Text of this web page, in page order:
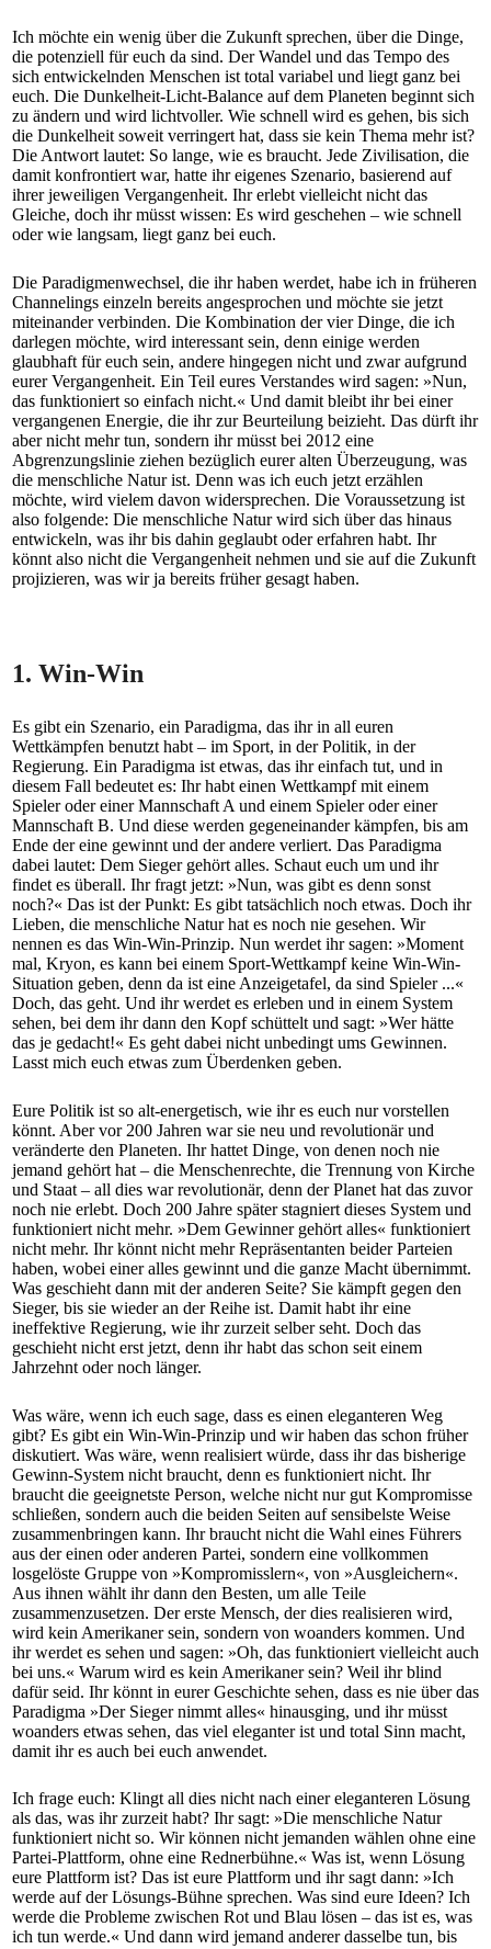
Ich möchte ein wenig über die Zukunft sprechen, über die Dinge,
die potenziell für euch da sind. Der Wandel und das Tempo des
sich entwickelnden Menschen ist total variabel und liegt ganz bei
euch. Die Dunkelheit-Licht-Balance auf dem Planeten beginnt sich
zu ändern und wird lichtvoller. Wie schnell wird es gehen, bis sich
die Dunkelheit soweit verringert hat, dass sie kein Thema mehr ist?
Die Antwort lautet: So lange, wie es braucht. Jede Zivilisation, die
damit konfrontiert war, hatte ihr eigenes Szenario, basierend auf
ihrer jeweiligen Vergangenheit. Ihr erlebt vielleicht nicht das
Gleiche, doch ihr müsst wissen: Es wird geschehen – wie schnell
oder wie langsam, liegt ganz bei euch.
Die Paradigmenwechsel, die ihr haben werdet, habe ich in früheren
Channelings einzeln bereits angesprochen und möchte sie jetzt
miteinander verbinden. Die Kombination der vier Dinge, die ich
darlegen möchte, wird interessant sein, denn einige werden
glaubhaft für euch sein, andere hingegen nicht und zwar aufgrund
eurer Vergangenheit. Ein Teil eures Verstandes wird sagen: »Nun,
das funktioniert so einfach nicht.« Und damit bleibt ihr bei einer
vergangenen Energie, die ihr zur Beurteilung beizieht. Das dürft ihr
aber nicht mehr tun, sondern ihr müsst bei 2012 eine
Abgrenzungslinie ziehen bezüglich eurer alten Überzeugung, was
die menschliche Natur ist. Denn was ich euch jetzt erzählen
möchte, wird vielem davon widersprechen. Die Voraussetzung ist
also folgende: Die menschliche Natur wird sich über das hinaus
entwickeln, was ihr bis dahin geglaubt oder erfahren habt. Ihr
könnt also nicht die Vergangenheit nehmen und sie auf die Zukunft
projizieren, was wir ja bereits früher gesagt haben.
1. Win-Win
Es gibt ein Szenario, ein Paradigma, das ihr in all euren
Wettkämpfen benutzt habt – im Sport, in der Politik, in der
Regierung. Ein Paradigma ist etwas, das ihr einfach tut, und in
diesem Fall bedeutet es: Ihr habt einen Wettkampf mit einem
Spieler oder einer Mannschaft A und einem Spieler oder einer
Mannschaft B. Und diese werden gegeneinander kämpfen, bis am
Ende der eine gewinnt und der andere verliert. Das Paradigma
dabei lautet: Dem Sieger gehört alles. Schaut euch um und ihr
findet es überall. Ihr fragt jetzt: »Nun, was gibt es denn sonst
noch?« Das ist der Punkt: Es gibt tatsächlich noch etwas. Doch ihr
Lieben, die menschliche Natur hat es noch nie gesehen. Wir
nennen es das Win-Win-Prinzip. Nun werdet ihr sagen: »Moment
mal, Kryon, es kann bei einem Sport-Wettkampf keine Win-Win-
Situation geben, denn da ist eine Anzeigetafel, da sind Spieler ...«
Doch, das geht. Und ihr werdet es erleben und in einem System
sehen, bei dem ihr dann den Kopf schüttelt und sagt: »Wer hätte
das je gedacht!« Es geht dabei nicht unbedingt ums Gewinnen.
Lasst mich euch etwas zum Überdenken geben.
Eure Politik ist so alt-energetisch, wie ihr es euch nur vorstellen
könnt. Aber vor 200 Jahren war sie neu und revolutionär und
veränderte den Planeten. Ihr hattet Dinge, von denen noch nie
jemand gehört hat – die Menschenrechte, die Trennung von Kirche
und Staat – all dies war revolutionär, denn der Planet hat das zuvor
noch nie erlebt. Doch 200 Jahre später stagniert dieses System und
funktioniert nicht mehr. »Dem Gewinner gehört alles« funktioniert
nicht mehr. Ihr könnt nicht mehr Repräsentanten beider Parteien
haben, wobei einer alles gewinnt und die ganze Macht übernimmt.
Was geschieht dann mit der anderen Seite? Sie kämpft gegen den
Sieger, bis sie wieder an der Reihe ist. Damit habt ihr eine
ineffektive Regierung, wie ihr zurzeit selber seht. Doch das
geschieht nicht erst jetzt, denn ihr habt das schon seit einem
Jahrzehnt oder noch länger.
Was wäre, wenn ich euch sage, dass es einen eleganteren Weg
gibt? Es gibt ein Win-Win-Prinzip und wir haben das schon früher
diskutiert. Was wäre, wenn realisiert würde, dass ihr das bisherige
Gewinn-System nicht braucht, denn es funktioniert nicht. Ihr
braucht die geeignetste Person, welche nicht nur gut Kompromisse
schließen, sondern auch die beiden Seiten auf sensibelste Weise
zusammenbringen kann. Ihr braucht nicht die Wahl eines Führers
aus der einen oder anderen Partei, sondern eine vollkommen
losgelöste Gruppe von »Kompromisslern«, von »Ausgleichern«.
Aus ihnen wählt ihr dann den Besten, um alle Teile
zusammenzusetzen. Der erste Mensch, der dies realisieren wird,
wird kein Amerikaner sein, sondern von woanders kommen. Und
ihr werdet es sehen und sagen: »Oh, das funktioniert vielleicht auch
bei uns.« Warum wird es kein Amerikaner sein? Weil ihr blind
dafür seid. Ihr könnt in eurer Geschichte sehen, dass es nie über das
Paradigma »Der Sieger nimmt alles« hinausging, und ihr müsst
woanders etwas sehen, das viel eleganter ist und total Sinn macht,
damit ihr es auch bei euch anwendet.
Ich frage euch: Klingt all dies nicht nach einer eleganteren Lösung
als das, was ihr zurzeit habt? Ihr sagt: »Die menschliche Natur
funktioniert nicht so. Wir können nicht jemanden wählen ohne eine
Partei-Plattform, ohne eine Rednerbühne.« Was ist, wenn Lösung
eure Plattform ist? Das ist eure Plattform und ihr sagt dann: »Ich
werde auf der Lösungs-Bühne sprechen. Was sind eure Ideen? Ich
werde die Probleme zwischen Rot und Blau lösen – das ist es, was
ich tun werde.« Und dann wird jemand anderer dasselbe tun, bis